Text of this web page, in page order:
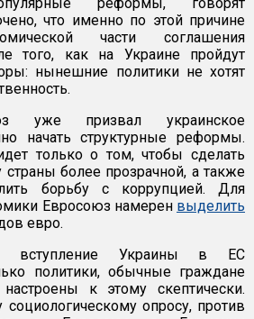
что именно по этой причине
части соглашения
того, как на Украине пройдут
нынешние политики не хотят
уже призвал украинское
начать структурные реформы.
только о том, чтобы сделать
более прозрачной, а также
борьбу с коррупцией. Для
Евросоюз намерен выделить
евро.
вступление Украины в ЕС
политики, обычные граждане
к этому скептически.
опросу, против